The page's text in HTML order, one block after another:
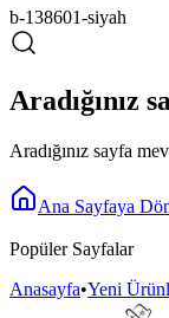
b-138601-siyah
Aradığınız
Aradığınız sayfa
Ana Sayfaya
Popüler Sayfalar
Anasayfa•Yeni